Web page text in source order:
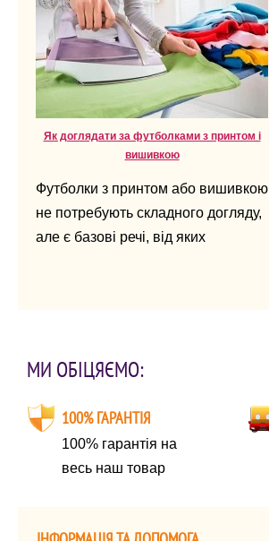
Як доглядати за футболками з принтом і
вишивкою
Футболки з принтом або вишивкою
не потребують складного догляду,
але є базові речі, від яких
МИ ОБІЦЯЄМО:
100% ГАРАНТІЯ
100% гарантія на
весь наш товар